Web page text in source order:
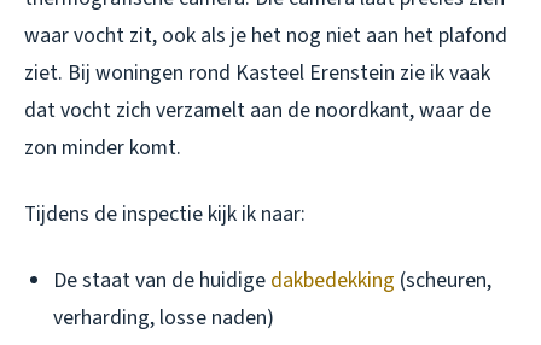
waar vocht zit, ook als je het nog niet aan het plafond
ziet. Bij woningen rond Kasteel Erenstein zie ik vaak
dat vocht zich verzamelt aan de noordkant, waar de
zon minder komt.
Tijdens de inspectie kijk ik naar:
De staat van de huidige dakbedekking (scheuren,
verharding, losse naden)